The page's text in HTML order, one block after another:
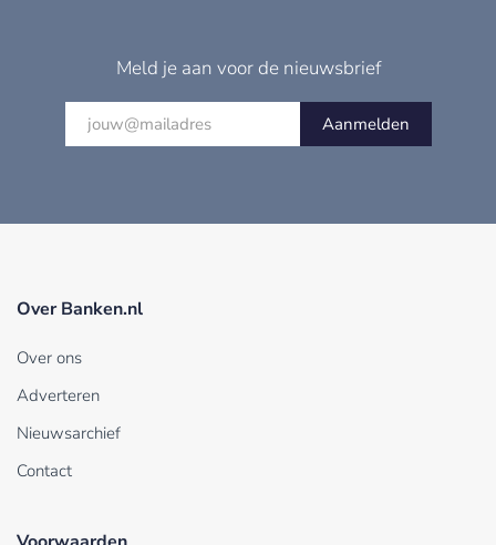
Meld je aan voor de nieuwsbrief
Aanmelden
Over Banken.nl
Over ons
Adverteren
Nieuwsarchief
Contact